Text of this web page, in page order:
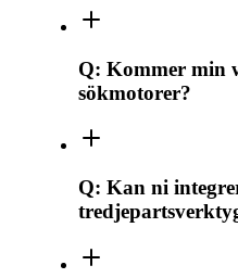
Q: Kommer min
sökmotorer?
Q: Kan ni